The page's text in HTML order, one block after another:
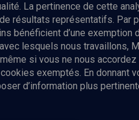
La pertinence de cette
résultats représentatifs. Par
bénéficient d’une
lesquels nous travaillons,
si vous ne nous
exemptés. En donnant
d’information plus